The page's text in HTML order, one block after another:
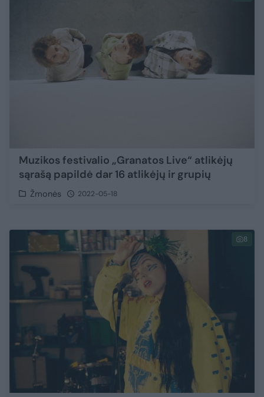
Muzikos festivalio „Granatos Live“ atlikėjų
sąrašą papildė dar 16 atlikėjų ir grupių
Žmonės 2022-05-18
8